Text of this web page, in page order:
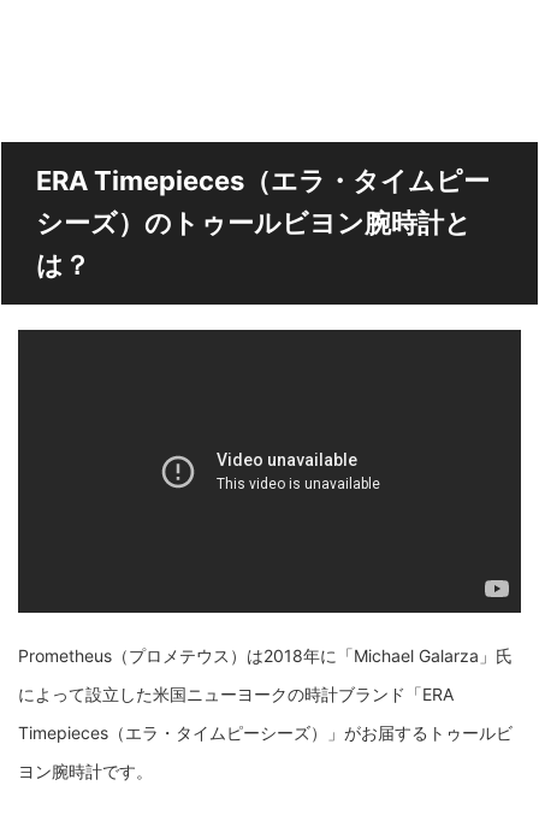
ERA Timepieces（エラ・タイムピー
シーズ）のトゥールビヨン腕時計と
は？
Prometheus（プロメテウス）は2018年に「Michael Galarza」氏
によって設立した米国ニューヨークの時計ブランド「ERA
Timepieces（エラ・タイムピーシーズ）」がお届するトゥールビ
ヨン腕時計です。